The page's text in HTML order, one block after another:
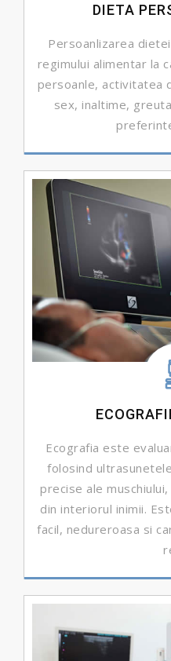
DIETA
Persoanlizarea
regimului alimentar la
persoanle, activitatea
sex, inaltime,
Ecografia este
folosind
precise ale
din interiorul inimii.
facil, nedureroasa si